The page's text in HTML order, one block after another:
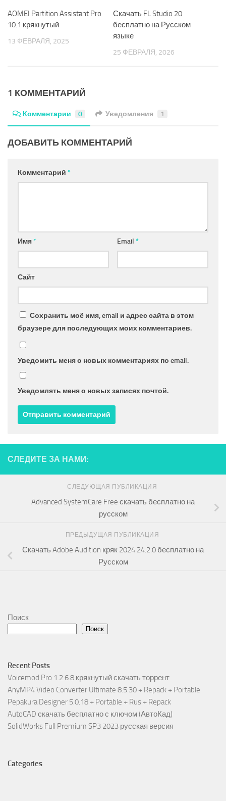
AOMEI Partition Assistant Pro
10.1 крякнутый
13 ФЕВРАЛЯ, 2025
Скачать FL Studio 20
бесплатно на Русском
языке
25 ФЕВРАЛЯ, 2026
1 КОММЕНТАРИЙ
Комментарии 0 Уведомления 1
ДОБАВИТЬ КОММЕНТАРИЙ
Комментарий *
Имя* Email *
Сайт
Сохранить моё имя, email и адрес сайта в этом
браузере для последующих моих комментариев.
Уведомить меня о новых комментариях по email.
Уведомлять меня о новых записях почтой.
СЛЕДИТЕ ЗА НАМИ:
СЛЕДУЮЩАЯ ПУБЛИКАЦИЯ
Advanced SystemCare Free скачать бесплатно на
русском
ПРЕДЫДУЩАЯ ПУБЛИКАЦИЯ
Скачать Adobe Audition кряк 2024 24.2.0 бесплатно на
Русском
Поиск
Поиск
Recent Posts
Voicemod Pro 1.2.6.8 крякнутый скачать торрент
AnyMP4 Video Converter Ultimate 8.5.30 + Repack + Portable
Pepakura Designer 5.0.18 + Portable + Rus + Repack
AutoCAD скачать бесплатно с ключом (АвтоКад)
SolidWorks Full Premium SP3 2023 русская версия
Categories